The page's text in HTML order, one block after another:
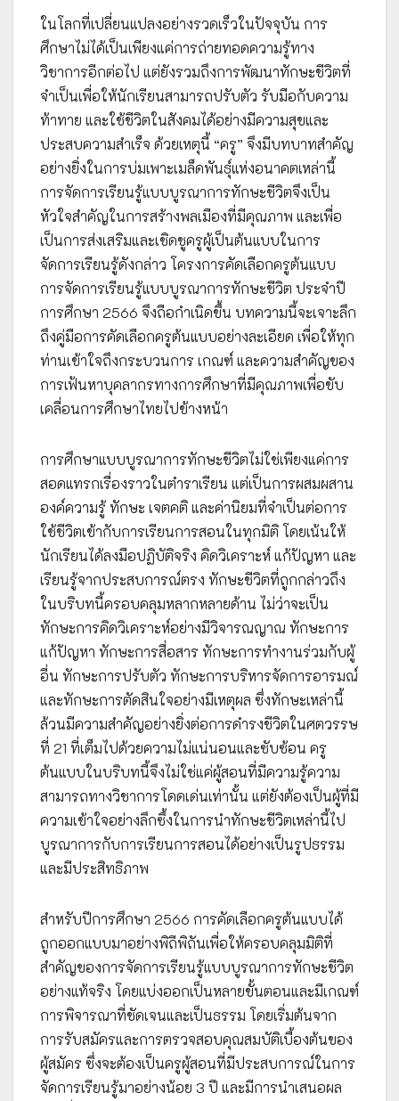
ในโลกที่เปลี่ยนแปลงอย่างรวดเร็วในปัจจุบัน การ
ศึกษาไม่ได้เป็นเพียงแค่การถ่ายทอดความรู้ทาง
วิชาการอีกต่อไป แต่ยังรวมถึงการพัฒนาทักษะชีวิตที่
จำเป็นเพื่อให้นักเรียนสามารถปรับตัว รับมือกับความ
ท้าทาย และใช้ชีวิตในสังคมได้อย่างมีความสุขและ
ประสบความสำเร็จ ด้วยเหตุนี้ “ครู” จึงมีบทบาทสำคัญ
อย่างยิ่งในการบ่มเพาะเมล็ดพันธุ์แห่งอนาคตเหล่านี้
การจัดการเรียนรู้แบบบูรณาการทักษะชีวิตจึงเป็น
หัวใจสำคัญในการสร้างพลเมืองที่มีคุณภาพ และเพื่อ
เป็นการส่งเสริมและเชิดชูครูผู้เป็นต้นแบบในการ
จัดการเรียนรู้ดังกล่าว โครงการคัดเลือกครูต้นแบบ
การจัดการเรียนรู้แบบบูรณาการทักษะชีวิต ประจำปี
การศึกษา 2566 จึงถือกำเนิดขึ้น บทความนี้จะเจาะลึก
ถึงคู่มือการคัดเลือกครูต้นแบบอย่างละเอียด เพื่อให้ทุก
ท่านเข้าใจถึงกระบวนการ เกณฑ์ และความสำคัญของ
การเฟ้นหาบุคลากรทางการศึกษาที่มีคุณภาพเพื่อขับ
เคลื่อนการศึกษาไทยไปข้างหน้า
การศึกษาแบบบูรณาการทักษะชีวิตไม่ใช่เพียงแค่การ
สอดแทรกเรื่องราวในตำราเรียน แต่เป็นการผสมผสาน
องค์ความรู้ ทักษะ เจตคติ และค่านิยมที่จำเป็นต่อการ
ใช้ชีวิตเข้ากับการเรียนการสอนในทุกมิติ โดยเน้นให้
นักเรียนได้ลงมือปฏิบัติจริง คิดวิเคราะห์ แก้ปัญหา และ
เรียนรู้จากประสบการณ์ตรง ทักษะชีวิตที่ถูกกล่าวถึง
ในบริบทนี้ครอบคลุมหลากหลายด้าน ไม่ว่าจะเป็น
ทักษะการคิดวิเคราะห์อย่างมีวิจารณญาณ ทักษะการ
แก้ปัญหา ทักษะการสื่อสาร ทักษะการทำงานร่วมกับผู้
อื่น ทักษะการปรับตัว ทักษะการบริหารจัดการอารมณ์
และทักษะการตัดสินใจอย่างมีเหตุผล ซึ่งทักษะเหล่านี้
ล้วนมีความสำคัญอย่างยิ่งต่อการดำรงชีวิตในศตวรรษ
ที่ 21 ที่เต็มไปด้วยความไม่แน่นอนและซับซ้อน ครู
ต้นแบบในบริบทนี้จึงไม่ใช่แค่ผู้สอนที่มีความรู้ความ
สามารถทางวิชาการโดดเด่นเท่านั้น แต่ยังต้องเป็นผู้ที่มี
ความเข้าใจอย่างลึกซึ้งในการนำทักษะชีวิตเหล่านี้ไป
บูรณาการกับการเรียนการสอนได้อย่างเป็นรูปธรรม
และมีประสิทธิภาพ
สำหรับปีการศึกษา 2566 การคัดเลือกครูต้นแบบได้
ถูกออกแบบมาอย่างพิถีพิถันเพื่อให้ครอบคลุมมิติที่
สำคัญของการจัดการเรียนรู้แบบบูรณาการทักษะชีวิต
อย่างแท้จริง โดยแบ่งออกเป็นหลายขั้นตอนและมีเกณฑ์
การพิจารณาที่ชัดเจนและเป็นธรรม โดยเริ่มต้นจาก
การรับสมัครและการตรวจสอบคุณสมบัติเบื้องต้นของ
ผู้สมัคร ซึ่งจะต้องเป็นครูผู้สอนที่มีประสบการณ์ในการ
จัดการเรียนรู้มาอย่างน้อย 3 ปี และมีการนำเสนอผล